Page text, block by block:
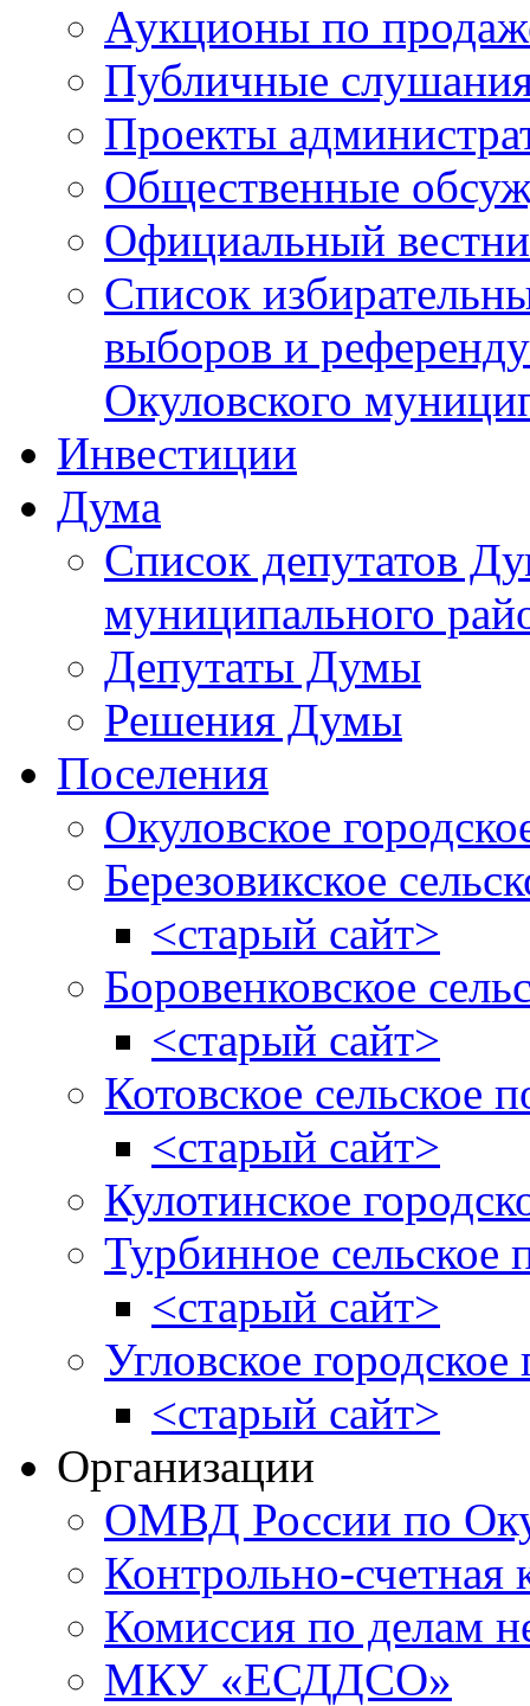
Аукционы по
Публичные
Проекты
Общественные
Официальный
Список
выборов и
Окуловского
Инвестиции
Дума
Список депутатов
муниципального
Депутаты Думы
Решения Думы
Поселения
Окуловское
Березовикское
<старый сайт>
Боровенковское
<старый сайт>
Котовское сельское
<старый сайт>
Кулотинское
Турбинное сельское
<старый сайт>
Угловское городское
<старый сайт>
Организации
ОМВД России по
Контрольно-счетная
Комиссия по делам
МКУ «ЕСДДСО»